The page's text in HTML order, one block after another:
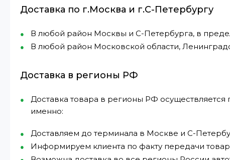
Доставка по г.Москва и г.С-Петербургу
В любой район Москвы и С-Петербурга, в
В любой район Московской области,
Доставка в регионы РФ
Доставка товара в регионы РФ осуществляется
именно:
Доставляем до терминала в Москве и С-
Информируем клиента по факту передачи